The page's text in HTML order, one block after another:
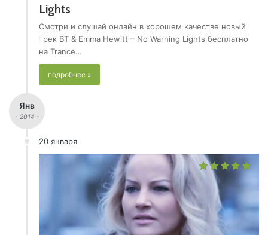
Lights
Смотри и слушай онлайн в хорошем качестве новый
трек BT & Emma Hewitt – No Warning Lights бесплатно
на Trance…
подробнее »
Янв
- 2014 -
20 января